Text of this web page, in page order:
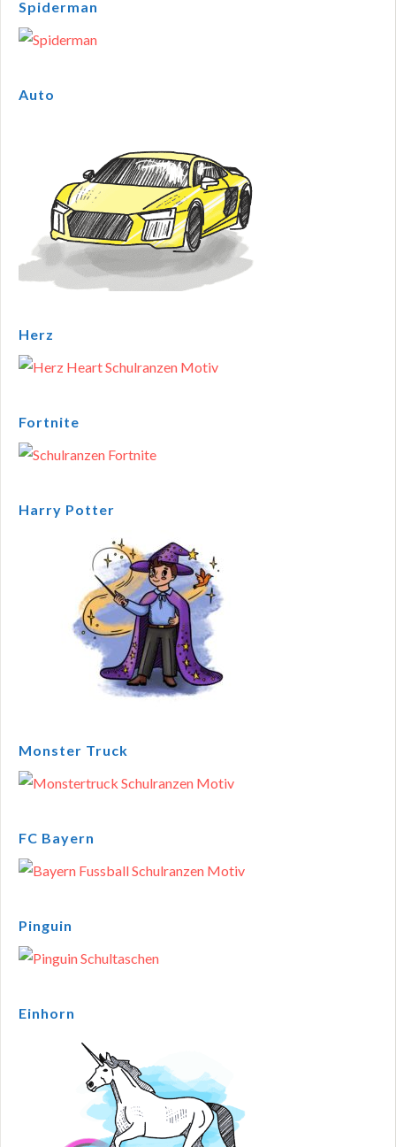
Spiderman
Auto
Herz
Fortnite
Harry Potter
Monster Truck
FC Bayern
Pinguin
Einhorn